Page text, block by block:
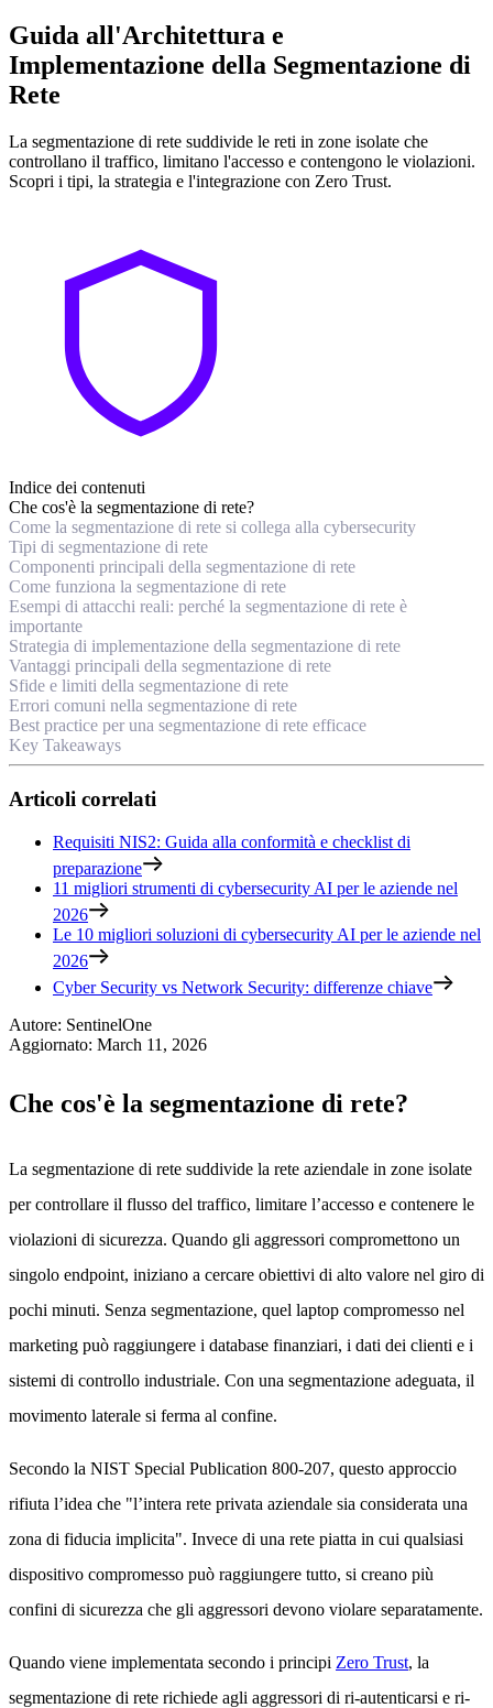
Guida all'Architettura e
Implementazione della Segmentazione di
Rete
La segmentazione di rete suddivide le reti in zone isolate che
controllano il traffico, limitano l'accesso e contengono le violazioni.
Scopri i tipi, la strategia e l'integrazione con Zero Trust.
Indice dei contenuti
Che cos'è la segmentazione di rete?
Come la segmentazione di rete si collega alla cybersecurity
Tipi di segmentazione di rete
Componenti principali della segmentazione di rete
Come funziona la segmentazione di rete
Esempi di attacchi reali: perché la segmentazione di rete è
importante
Strategia di implementazione della segmentazione di rete
Vantaggi principali della segmentazione di rete
Sfide e limiti della segmentazione di rete
Errori comuni nella segmentazione di rete
Best practice per una segmentazione di rete efficace
Key Takeaways
Articoli correlati
Requisiti NIS2: Guida alla conformità e checklist di
preparazione
11 migliori strumenti di cybersecurity AI per le aziende nel
2026
Le 10 migliori soluzioni di cybersecurity AI per le aziende nel
2026
Cyber Security vs Network Security: differenze chiave
Autore: SentinelOne
Aggiornato: March 11, 2026
Che cos'è la segmentazione di rete?
La segmentazione di rete suddivide la rete aziendale in zone isolate
per controllare il flusso del traffico, limitare l’accesso e contenere le
violazioni di sicurezza. Quando gli aggressori compromettono un
singolo endpoint, iniziano a cercare obiettivi di alto valore nel giro di
pochi minuti. Senza segmentazione, quel laptop compromesso nel
marketing può raggiungere i database finanziari, i dati dei clienti e i
sistemi di controllo industriale. Con una segmentazione adeguata, il
movimento laterale si ferma al confine.
Secondo la NIST Special Publication 800-207, questo approccio
rifiuta l’idea che "l’intera rete privata aziendale sia considerata una
zona di fiducia implicita". Invece di una rete piatta in cui qualsiasi
dispositivo compromesso può raggiungere tutto, si creano più
confini di sicurezza che gli aggressori devono violare separatamente.
Quando viene implementata secondo i principi Zero Trust, la
segmentazione di rete richiede agli aggressori di ri-autenticarsi e ri-